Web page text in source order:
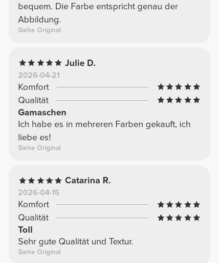
bequem. Die Farbe entspricht genau der
Abbildung.
Siehe Original
Julie D.
2026-04-21
Komfort
Qualität
Gamaschen
Ich habe es in mehreren Farben gekauft, ich
liebe es!
Siehe Original
Catarina R.
2026-04-15
Komfort
Qualität
Toll
Sehr gute Qualität und Textur.
Siehe Original